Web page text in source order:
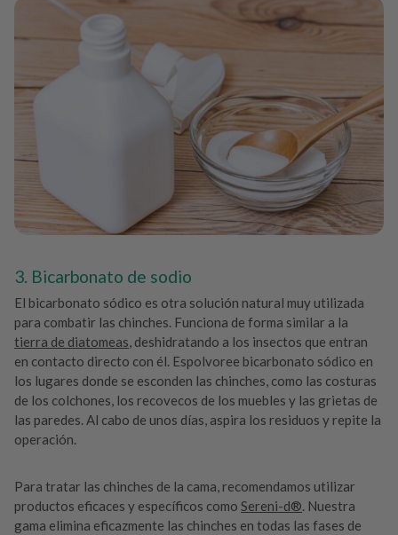
3. Bicarbonato de sodio
El bicarbonato sódico es otra solución natural muy utilizada
para combatir las chinches. Funciona de forma similar a la
tierra de diatomeas, deshidratando a los insectos que entran
en contacto directo con él. Espolvoree bicarbonato sódico en
los lugares donde se esconden las chinches, como las costuras
de los colchones, los recovecos de los muebles y las grietas de
las paredes. Al cabo de unos días, aspira los residuos y repite la
operación.
Para tratar las chinches de la cama, recomendamos utilizar
productos eficaces y específicos como Sereni-d®. Nuestra
gama elimina eficazmente las chinches en todas las fases de